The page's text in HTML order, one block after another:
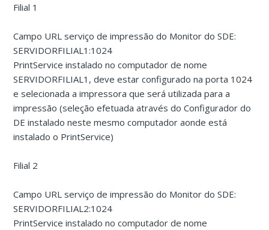
Filial 1
Campo URL serviço de impressão do Monitor do SDE:
SERVIDORFILIAL1:1024
PrintService instalado no computador de nome
SERVIDORFILIAL1, deve estar configurado na porta 1024
e selecionada a impressora que será utilizada para a
impressão (seleção efetuada através do Configurador do
DE instalado neste mesmo computador aonde está
instalado o PrintService)
Filial 2
Campo URL serviço de impressão do Monitor do SDE:
SERVIDORFILIAL2:1024
PrintService instalado no computador de nome